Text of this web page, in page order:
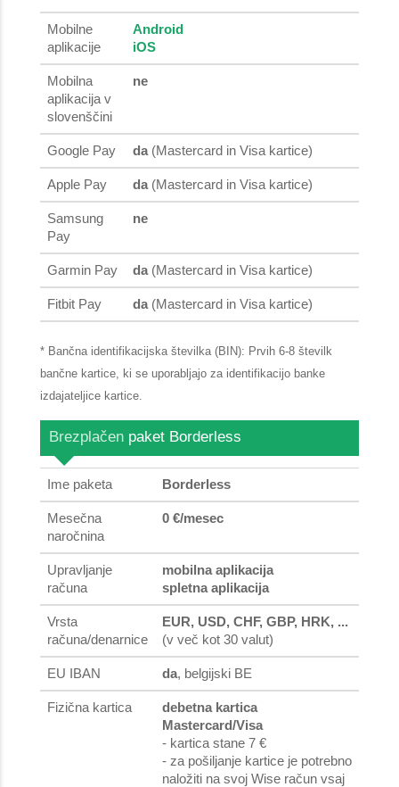
Mobilne
aplikacije
Android
iOS
Mobilna
aplikacija v
slovenščini
ne
Google Pay da (Mastercard in Visa kartice)
Apple Pay da (Mastercard in Visa kartice)
Samsung
Pay
ne
Garmin Pay da (Mastercard in Visa kartice)
Fitbit Pay da (Mastercard in Visa kartice)
* Bančna identifikacijska številka (BIN): Prvih 6-8 številk
bančne kartice, ki se uporabljajo za identifikacijo banke
izdajateljice kartice.
Brezplačen paket Borderless
Ime paketa Borderless
Mesečna
naročnina
0 €/mesec
Upravljanje
računa
mobilna aplikacija
spletna aplikacija
Vrsta
računa/denarnice
EUR, USD, CHF, GBP, HRK, ...
(v več kot 30 valut)
EU IBAN da, belgijski BE
Fizična kartica
debetna kartica
Mastercard/Visa
- kartica stane 7 €
- za pošiljanje kartice je potrebno
naložiti na svoj Wise račun vsaj